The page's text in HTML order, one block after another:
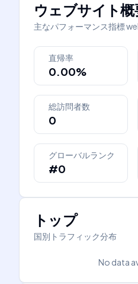
ウェブサイト概
主なパフォーマンス指標
直帰率
0.00%
総訪問者数
0
グローバルランク
#0
トップ
国別トラフィック分布
No data